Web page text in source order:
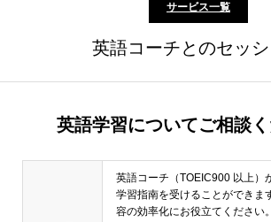
サービス一覧
英語コーチとのセッ
英語学習についてご相談く
英語コーチ（TOEIC900 以上）
学習指南を受けることができま
容の効率化にお役立てください